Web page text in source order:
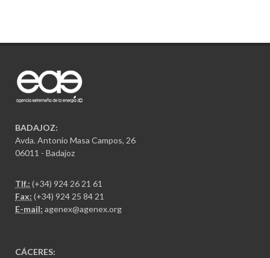
BADAJOZ:
Avda. Antonio Masa Campos, 26
06011 - Badajoz
Tlf.: (+34) 924 26 21 61
Fax: (+34) 924 25 84 21
E-mail: agenex@agenex.org
CÁCERES: